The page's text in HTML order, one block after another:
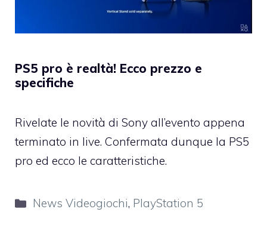
PS5 pro è realtà! Ecco prezzo e
specifiche
Rivelate le novità di Sony all’evento appena
terminato in live. Confermata dunque la PS5
pro ed ecco le caratteristiche.
Categorie
News Videogiochi, PlayStation 5